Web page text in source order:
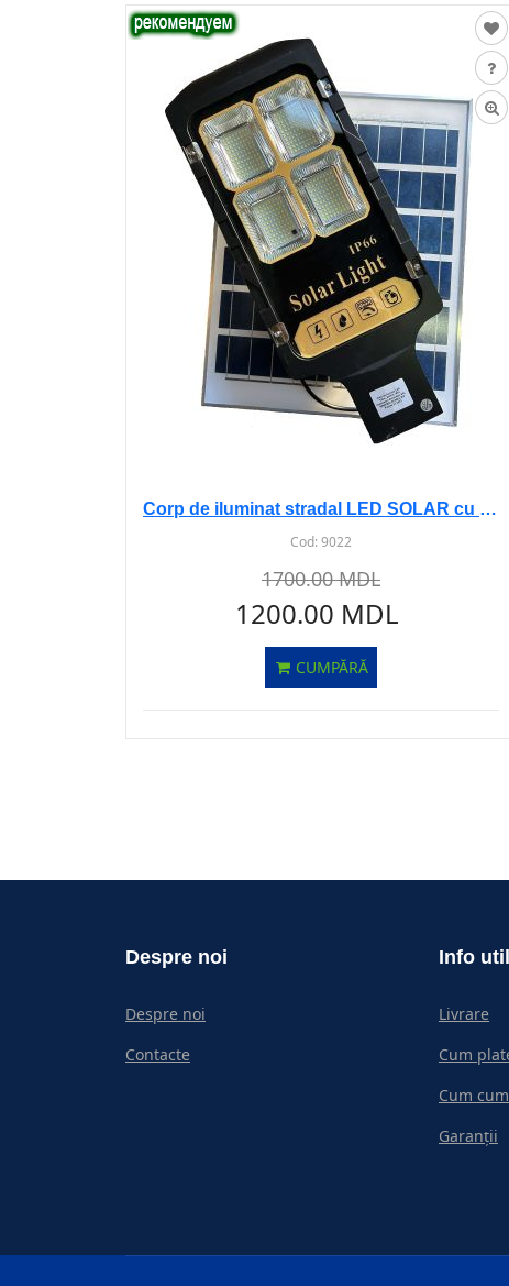
Corp de iluminat stradal LED SOLAR cu senz 150W 6500K
Cod:9022
1700.00 MDL
1200.00 MDL
CUMPĂRĂ
Despre noi
Despre noi
Contacte
Info
Livrare
Cum
Cum
Garanții